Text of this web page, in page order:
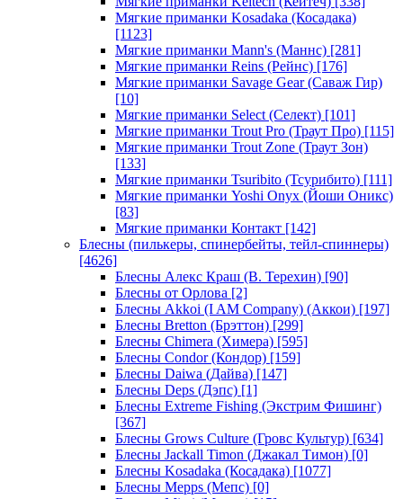
Мягкие приманки Kosadaka (Косадака)
[1123]
Мягкие приманки Mann's (Маннс) [281]
Мягкие приманки Reins (Рейнс) [176]
Мягкие приманки Savage Gear (Саваж Гир)
[10]
Мягкие приманки Select (Селект) [101]
Мягкие приманки Trout Pro (Траут Про) [115]
Мягкие приманки Trout Zone (Траут Зон)
[133]
Мягкие приманки Tsuribito (Тсурибито) [111]
Мягкие приманки Yoshi Onyx (Йоши Оникс)
[83]
Мягкие приманки Контакт [142]
Блесны (пилькеры, спинербейты, тейл-спиннеры)
[4626]
Блесны Алекс Краш (В. Терехин) [90]
Блесны от Орлова [2]
Блесны Akkoi (I AM Company) (Аккои) [197]
Блесны Bretton (Брэттон) [299]
Блесны Chimera (Химера) [595]
Блесны Condor (Кондор) [159]
Блесны Daiwa (Дайва) [147]
Блесны Deps (Дэпс) [1]
Блесны Extreme Fishing (Экстрим Фишинг)
[367]
Блесны Grows Culture (Гровс Культур) [634]
Блесны Jackall Timon (Джакал Тимон) [0]
Блесны Kosadaka (Косадака) [1077]
Блесны Mepps (Мепс) [0]